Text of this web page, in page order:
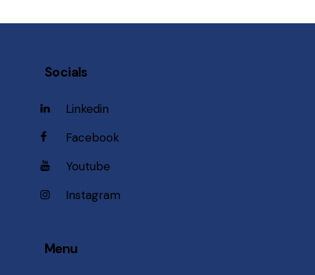
Socials
Linkedin
Facebook
Youtube
Instagram
Menu